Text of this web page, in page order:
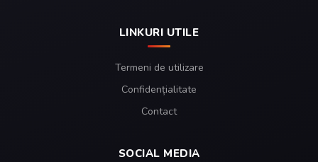
LINKURI UTILE
Termeni de utilizare
Confidențialitate
Contact
SOCIAL MEDIA